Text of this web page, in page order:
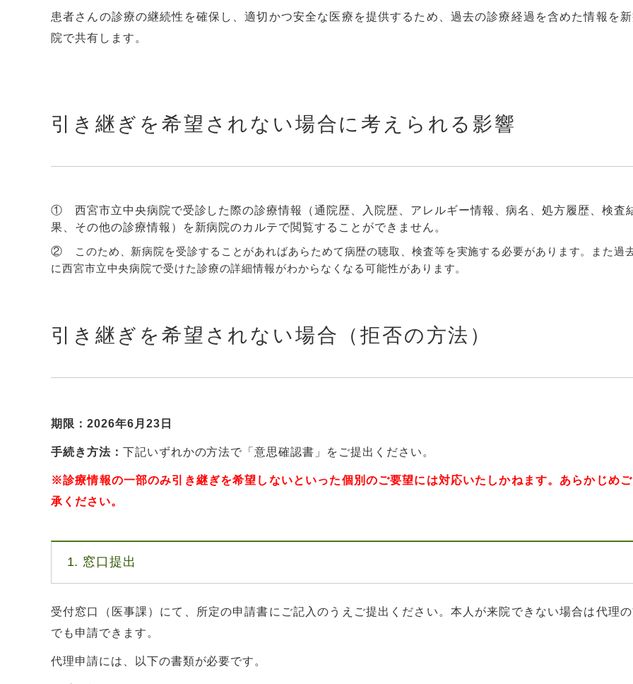
患者さんの診療の継続性を確保し、適切かつ安全な医療を提供するため、過去の診療経過を含めた情報を
院で共有します。
引き継ぎを希望されない場合に考えられる影響
① 西宮市立中央病院で受診した際の診療情報（通院歴、入院歴、アレルギー情報、病名、処方履歴、検査
果、その他の診療情報）を新病院のカルテで閲覧することができません。
②
このため、新病院を受診することがあればあらためて病歴の聴取、検査等を実施する必要があります。また過
に西宮市立中央病院で受けた診療の詳細情報がわから なくなる可能性があります。
引き継ぎを希望されない場合（拒否の方法）
期限： 2026年6月23日
手続き方法： 下記いずれかの方法で「意思確認書」をご提出ください。
※診療情報の一部のみ引き継ぎを希望しないといった個別のご要望には対応いたしかねます。 あらかじめ
承ください。
1. 窓口提出
受付窓口（医事課）にて、所定の申請書にご記入のうえご提出ください。本人が来院できない場合は代理
でも申請できます。
代理申請には、以下の書類が必要です。